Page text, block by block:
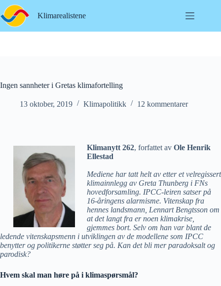
Hopp
til
innholdet
Klimarealistene
Ingen sannheter i Gretas klimafortelling
13 oktober, 2019 Klimapolitikk 12 kommentarer
Klimanytt 262, forfattet av Ole Henrik
Ellestad
Mediene har tatt helt av etter et velregissert
klimainnlegg av Greta Thunberg i FNs
hovedforsamling. IPCC-leiren satser på
16-åringens alarmisme. Vitenskap fra
hennes landsmann, Lennart Bengtsson om
at det langt fra er noen klimakrise,
gjemmes bort. Selv om han var blant de
ledende vitenskapsmenn i utviklingen av de modellene som IPCC
benytter og politikerne støtter seg på. Kan det bli mer paradoksalt og
parodisk?
Hvem skal man høre på i klimaspørsmål?